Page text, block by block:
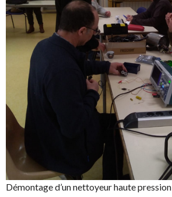
Démontage d’un nettoyeur haute pression